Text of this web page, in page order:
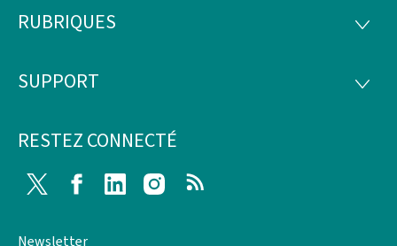
Pied
page
RUBRIQUES
SUPPORT
RESTEZ CONNECTÉ
Twitter FacebookLinkedIn Instagram
Newsletter